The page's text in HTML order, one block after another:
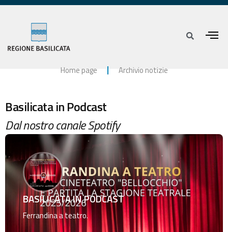
Home page Archivio notizie
Basilicata in Podcast
Dal nostro canale Spotify
BASILICATA IN PODCAST
Ferrandina a teatro.